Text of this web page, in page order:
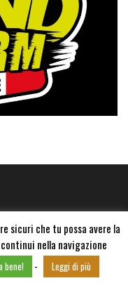
15533911002
sicuri che tu possa avere la
nella navigazione
bene! - Leggi di più